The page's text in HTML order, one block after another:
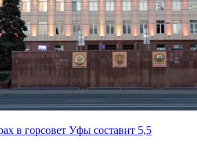
в горсовет Уфы составит 5,5